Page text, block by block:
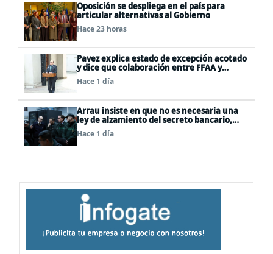
Oposición se despliega en el país para
articular alternativas al Gobierno
Hace 23 horas
Pavez explica estado de excepción acotado
y dice que colaboración entre FFAA y
policías, “es algo del todo pertinente
analizar”
Hace 1 día
Arrau insiste en que no es necesaria una
ley de alzamiento del secreto bancario,
porque ya existe
Hace 1 día